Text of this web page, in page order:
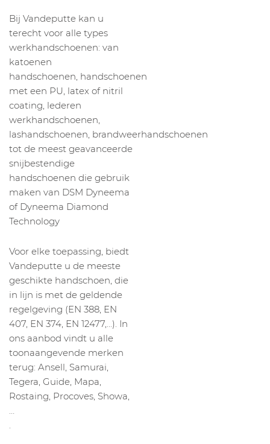
Bij Vandeputte kan u
terecht voor alle types
werkhandschoenen: van
katoenen
handschoenen, handschoenen
met een PU, latex of nitril
coating, lederen
werkhandschoenen,
lashandschoenen, brandweerhandschoenen
tot de meest geavanceerde
snijbestendige
handschoenen die gebruik
maken van DSM Dyneema
of Dyneema Diamond
Technology
Voor elke toepassing, biedt
Vandeputte u de meeste
geschikte handschoen, die
in lijn is met de geldende
regelgeving (EN 388, EN
407, EN 374, EN 12477,…). In
ons aanbod vindt u alle
toonaangevende merken
terug: Ansell, Samurai,
Tegera, Guide, Mapa,
Rostaing, Procoves, Showa,
…
.